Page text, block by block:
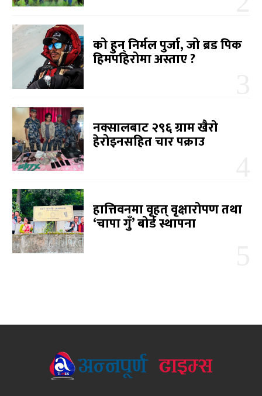
को हुन् निर्मल पुर्जा, जो ब्रड पिक
हिमपहिरोमा अस्ताए ?
नक्सालबाट २९६ ग्राम खैरो
हेरोइनसहित चार पक्राउ
हात्तिवनमा वृहत् वृक्षारोपण तथा
‘चापा गुँ’ बोर्ड स्थापना